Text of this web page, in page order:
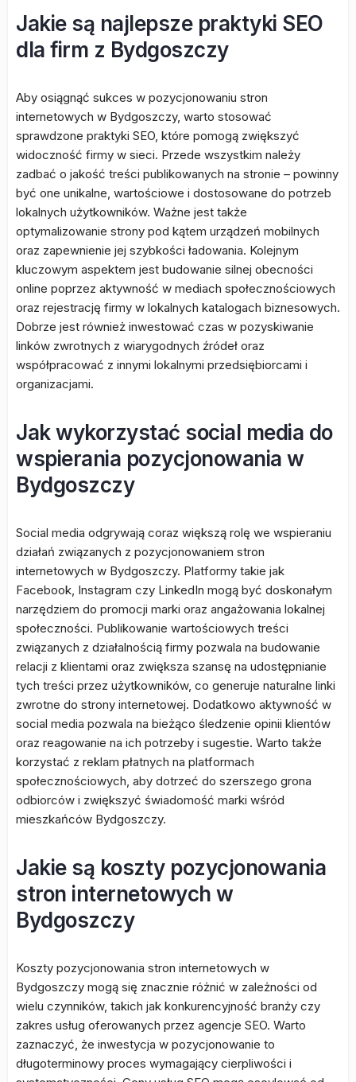
Jakie są najlepsze praktyki SEO
dla firm z Bydgoszczy
Aby osiągnąć sukces w pozycjonowaniu stron
internetowych w Bydgoszczy, warto stosować
sprawdzone praktyki SEO, które pomogą zwiększyć
widoczność firmy w sieci. Przede wszystkim należy
zadbać o jakość treści publikowanych na stronie – powinny
być one unikalne, wartościowe i dostosowane do potrzeb
lokalnych użytkowników. Ważne jest także
optymalizowanie strony pod kątem urządzeń mobilnych
oraz zapewnienie jej szybkości ładowania. Kolejnym
kluczowym aspektem jest budowanie silnej obecności
online poprzez aktywność w mediach społecznościowych
oraz rejestrację firmy w lokalnych katalogach biznesowych.
Dobrze jest również inwestować czas w pozyskiwanie
linków zwrotnych z wiarygodnych źródeł oraz
współpracować z innymi lokalnymi przedsiębiorcami i
organizacjami.
Jak wykorzystać social media do
wspierania pozycjonowania w
Bydgoszczy
Social media odgrywają coraz większą rolę we wspieraniu
działań związanych z pozycjonowaniem stron
internetowych w Bydgoszczy. Platformy takie jak
Facebook, Instagram czy LinkedIn mogą być doskonałym
narzędziem do promocji marki oraz angażowania lokalnej
społeczności. Publikowanie wartościowych treści
związanych z działalnością firmy pozwala na budowanie
relacji z klientami oraz zwiększa szansę na udostępnianie
tych treści przez użytkowników, co generuje naturalne linki
zwrotne do strony internetowej. Dodatkowo aktywność w
social media pozwala na bieżąco śledzenie opinii klientów
oraz reagowanie na ich potrzeby i sugestie. Warto także
korzystać z reklam płatnych na platformach
społecznościowych, aby dotrzeć do szerszego grona
odbiorców i zwiększyć świadomość marki wśród
mieszkańców Bydgoszczy.
Jakie są koszty pozycjonowania
stron internetowych w
Bydgoszczy
Koszty pozycjonowania stron internetowych w
Bydgoszczy mogą się znacznie różnić w zależności od
wielu czynników, takich jak konkurencyjność branży czy
zakres usług oferowanych przez agencje SEO. Warto
zaznaczyć, że inwestycja w pozycjonowanie to
długoterminowy proces wymagający cierpliwości i